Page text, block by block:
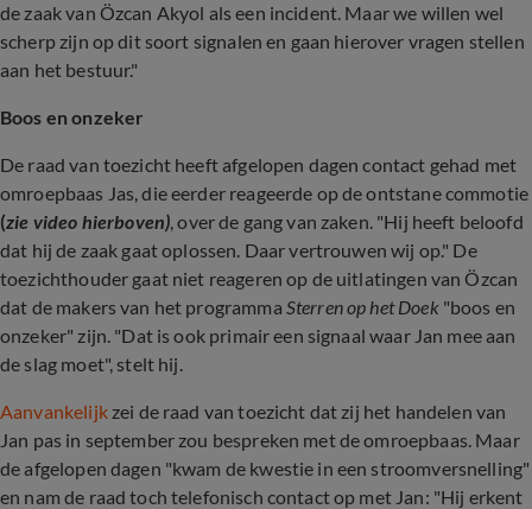
de zaak van Özcan Akyol als een incident. Maar we willen wel
scherp zijn op dit soort signalen en gaan hierover vragen stellen
aan het bestuur."
Boos en onzeker
De raad van toezicht heeft afgelopen dagen contact gehad met
omroepbaas Jas, die eerder reageerde op de ontstane commotie
(zie video hierboven), over de gang van zaken. "Hij heeft beloofd
dat hij de zaak gaat oplossen. Daar vertrouwen wij op." De
toezichthouder gaat niet reageren op de uitlatingen van Özcan
dat de makers van het programma Sterren op het Doek"boos en
onzeker" zijn. "Dat is ook primair een signaal waar Jan mee aan
de slag moet", stelt hij.
Aanvankelijk zei de raad van toezicht dat zij het handelen van
Jan pas in september zou bespreken met de omroepbaas. Maar
de afgelopen dagen "kwam de kwestie in een stroomversnelling"
en nam de raad toch telefonisch contact op met Jan: "Hij erkent